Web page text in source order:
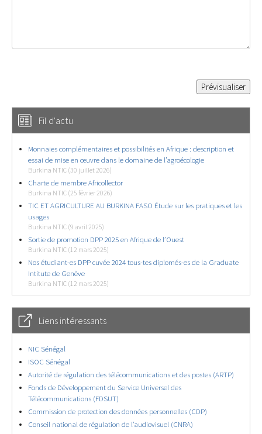
Fil d'actu
Monnaies complémentaires et possibilités en Afrique : description et
essai de mise en œuvre dans le domaine de l’agroécologie
Burkina NTIC (30 juillet 2026)
Charte de membre Africollector
Burkina NTIC (25 février 2026)
TIC ET AGRICULTURE AU BURKINA FASO Étude sur les pratiques et les
usages
Burkina NTIC (9 avril 2025)
Sortie de promotion DPP 2025 en Afrique de l’Ouest
Burkina NTIC (12 mars 2025)
Nos étudiant-es DPP cuvée 2024 tous-tes diplomés-es de la Graduate
Intitute de Genève
Burkina NTIC (12 mars 2025)
Liens intéressants
NIC Sénégal
ISOC Sénégal
Autorité de régulation des télécommunications et des postes (ARTP)
Fonds de Développement du Service Universel des
Télécommunications (FDSUT)
Commission de protection des données personnelles (CDP)
Conseil national de régulation de l’audiovisuel (CNRA)